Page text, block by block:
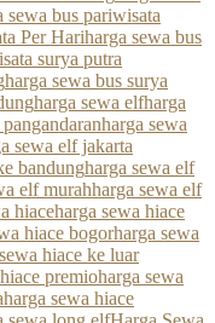
sewa bus pariwisata
Per Hariharga sewa bus
surya putra
harga sewa bus surya
harga sewa elfharga
harga sewa
sewa elf jakarta
bandungharga sewa elf
elf murahharga sewa elf
hiaceharga sewa hiace
hiace bogorharga sewa
hiace ke luar
premioharga sewa
harga sewa hiace